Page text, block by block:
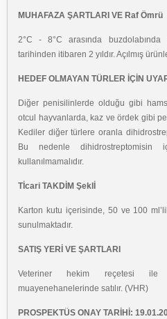
MUHAFAZA ŞARTLARI VE Raf Ömrü
2°C - 8°C arasında buzdolabında
tarihinden itibaren 2 yıldır. Açılmış
HEDEF OLMAYAN TÜRLER İÇİN
Diğer penisilinlerde olduğu gibi
otcul hayvanlarda, kaz ve ördek gibi
Kediler diğer türlere oranla
Bu nedenle dihidrostreptomisin
kullanılmamalıdır.
Tİcari TAKDİM Şeklİ
Karton kutu içerisinde, 50 ve 100
sunulmaktadır.
SATIŞ YERİ VE ŞARTLARI
Veteriner hekim reçetesi ile
muayenehanelerinde satılır. (VHR)
PROSPEKTÜS ONAY TARİHİ: